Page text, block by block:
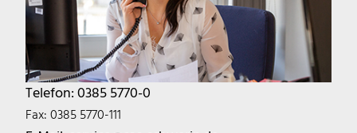
Telefon: 0385 5770-0
Fax: 0385 5770-111